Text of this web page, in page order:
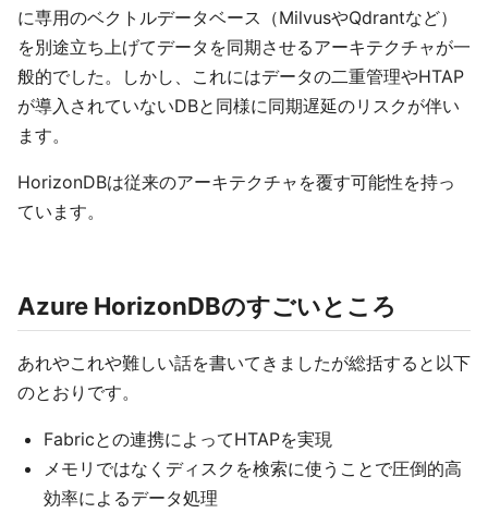
に専用のベクトルデータベース（MilvusやQdrantなど）
を別途立ち上げてデータを同期させるアーキテクチャが一
般的でした。しかし、これにはデータの二重管理やHTAP
が導入されていないDBと同様に同期遅延のリスクが伴い
ます。
HorizonDBは従来のアーキテクチャを覆す可能性を持っ
ています。
Azure HorizonDBのすごいところ
あれやこれや難しい話を書いてきましたが総括すると以下
のとおりです。
Fabricとの連携によってHTAPを実現
メモリではなくディスクを検索に使うことで圧倒的高
効率によるデータ処理